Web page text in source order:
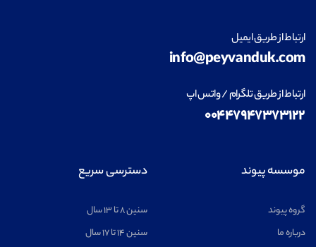
ارتباط از طریق ایمیل
info@peyvanduk.com
ارتباط از طریق تلگرام / واتس اپ
۰۰۴۴۷۹۴۷۳۷۳۱۲۲
موسسه پیوند
گروه پیوند
درباره ما
دسترسی سریع
سنین ۸ تا ۱۳ سال
سنین ۱۴ تا ۱۷ سال